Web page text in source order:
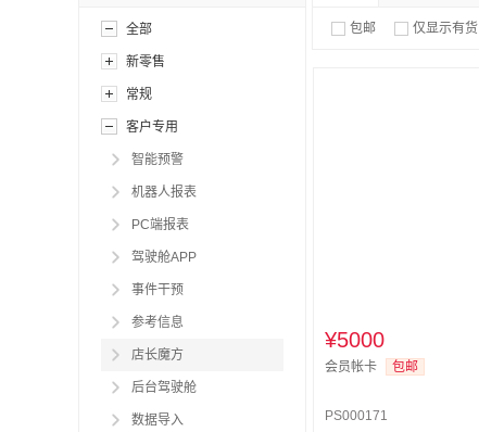
全部
新零售
常规
客户专用
智能预警
机器人报表
PC端报表
驾驶舱APP
事件干预
参考信息
店长魔方
后台驾驶舱
数据导入
包邮 仅显示有货
¥5000
会员帐卡
包邮
PS000171